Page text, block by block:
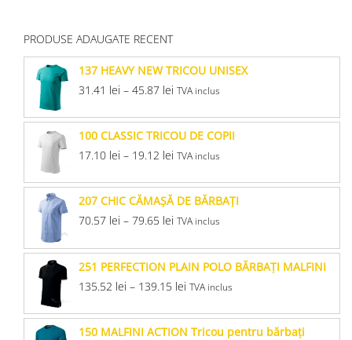
PRODUSE ADAUGATE RECENT
137 HEAVY NEW TRICOU UNISEX
31.41 lei – 45.87 lei TVA inclus
100 CLASSIC TRICOU DE COPII
17.10 lei – 19.12 lei TVA inclus
207 CHIC CĂMAŞĂ DE BĂRBAŢI
70.57 lei – 79.65 lei TVA inclus
251 PERFECTION PLAIN POLO BĂRBAŢI MALFINI
135.52 lei – 139.15 lei TVA inclus
150 MALFINI ACTION Tricou pentru bărbaţi